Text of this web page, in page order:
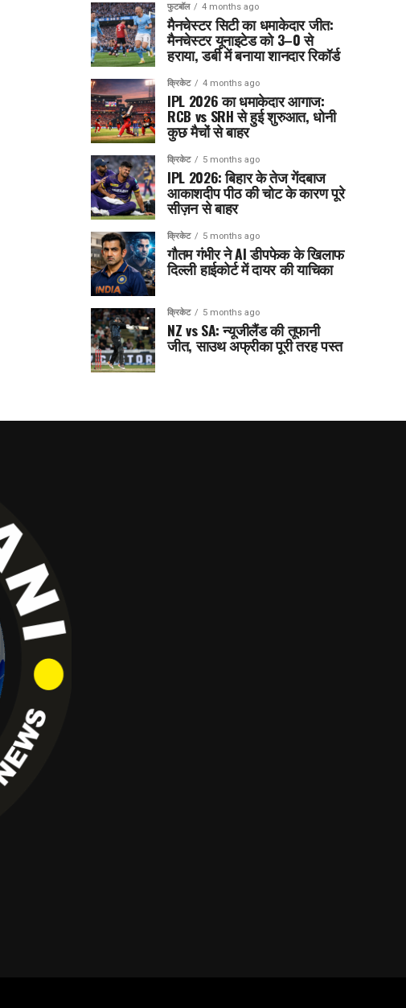
फुटबॉल 4 months ago
मैनचेस्टर सिटी का धमाकेदार जीत:
मैनचेस्टर यूनाइटेड को 3–0 से
हराया, डर्बी में बनाया शानदार रिकॉर्ड
क्रिकेट 4 months ago
IPL 2026 का धमाकेदार आगाज:
RCB vs SRH से हुई शुरुआत, धोनी
कुछ मैचों से बाहर
क्रिकेट 5 months ago
IPL 2026: बिहार के तेज गेंदबाज
आकाशदीप पीठ की चोट के कारण पूरे
सीज़न से बाहर
क्रिकेट 5 months ago
गौतम गंभीर ने AI डीपफेक के खिलाफ
दिल्ली हाईकोर्ट में दायर की याचिका
क्रिकेट 5 months ago
NZ vs SA: न्यूजीलैंड की तूफानी
जीत, साउथ अफ्रीका पूरी तरह पस्त